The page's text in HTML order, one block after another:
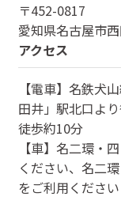
〒452-0817
愛知県名古屋市
アクセス
【電車】名鉄犬
田井」駅北口よ
徒歩約10分
【車】名二環・
ください、名二
をご利用ください